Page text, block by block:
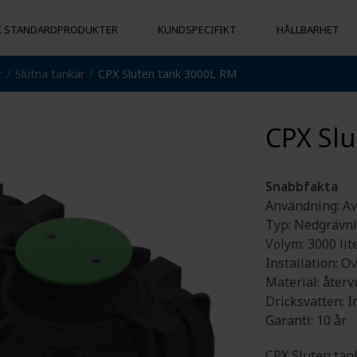
STANDARDPRODUKTER
ÖVRIGA
KUNDSPECIFIKT HÅLLBARHET
Slutna tankar CPX Sluten tank 3000L RM
CPX
Snabbfakta
Användning:
Typ:
Volym: 3000
Installation:
Material:
Dricksvatten:
Garanti: 10 år